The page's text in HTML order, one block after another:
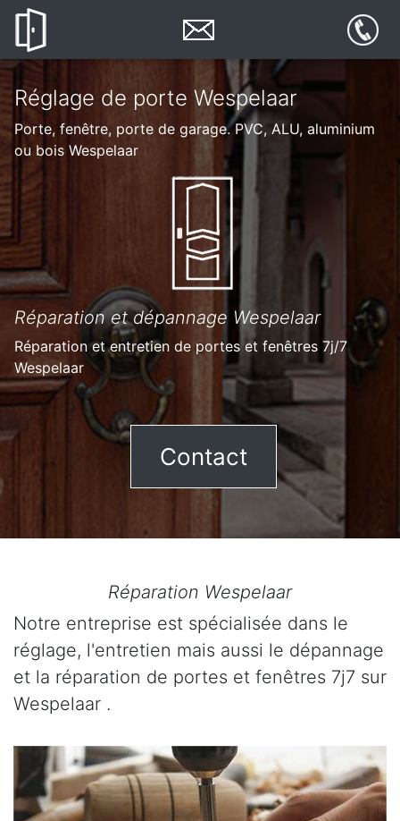
Réglage de porte Wespelaar
Porte, fenêtre, porte de garage. PVC, ALU, aluminium
ou bois Wespelaar
Réparation et dépannage Wespelaar
Réparation et entretien de portes et fenêtres 7j/7
Wespelaar
Contact
Réparation Wespelaar
Notre entreprise est spécialisée dans le
réglage, l'entretien mais aussi le dépannage
et la réparation de portes et fenêtres 7j7 sur
Wespelaar .